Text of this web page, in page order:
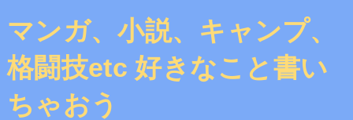
マンガ、小説、キャンプ、
格闘技etc 好きなこと書い
ちゃおう